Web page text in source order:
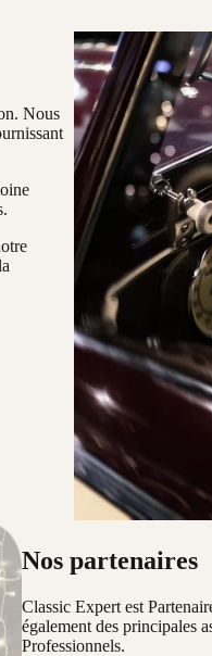
Nous
Nos partenaires
Classic Expert est
également des principales
Professionnels.